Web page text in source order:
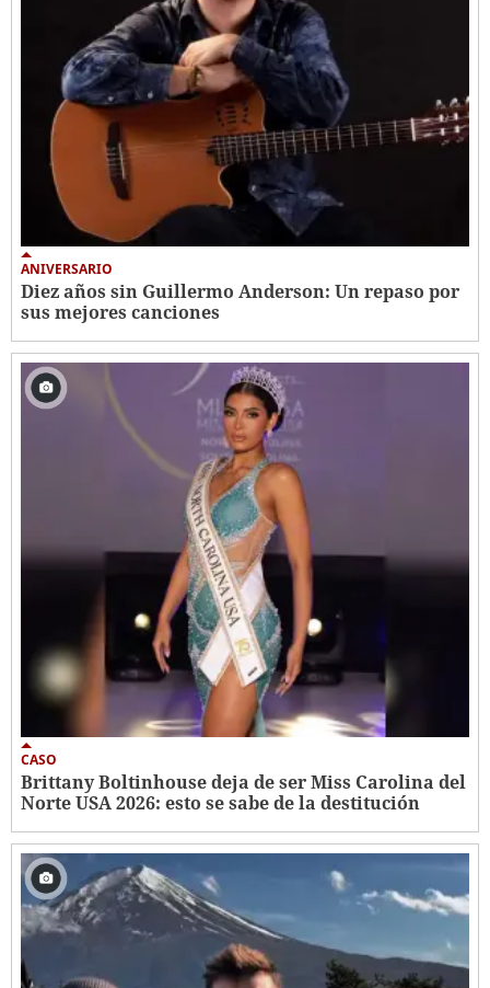
ANIVERSARIO
Diez años sin Guillermo Anderson: Un repaso por
sus mejores canciones
CASO
Brittany Boltinhouse deja de ser Miss Carolina del
Norte USA 2026: esto se sabe de la destitución